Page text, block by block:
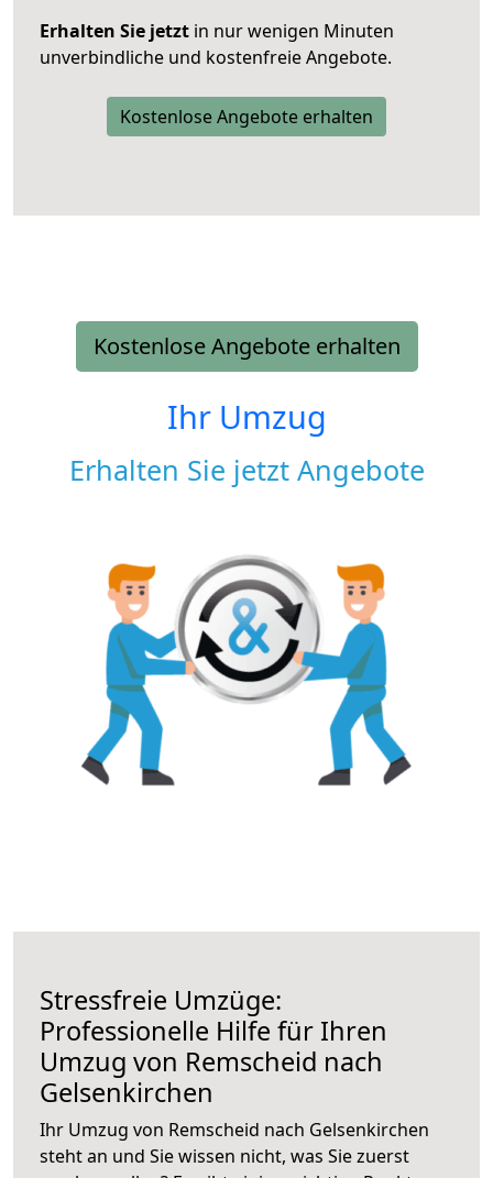
Erhalten Sie jetzt in nur wenigen Minuten
unverbindliche und kostenfreie Angebote.
Kostenlose Angebote erhalten
Kostenlose Angebote erhalten
Ihr Umzug
Erhalten Sie jetzt Angebote
Stressfreie Umzüge:
Professionelle Hilfe für Ihren
Umzug von Remscheid nach
Gelsenkirchen
Ihr Umzug von Remscheid nach Gelsenkirchen
steht an und Sie wissen nicht, was Sie zuerst